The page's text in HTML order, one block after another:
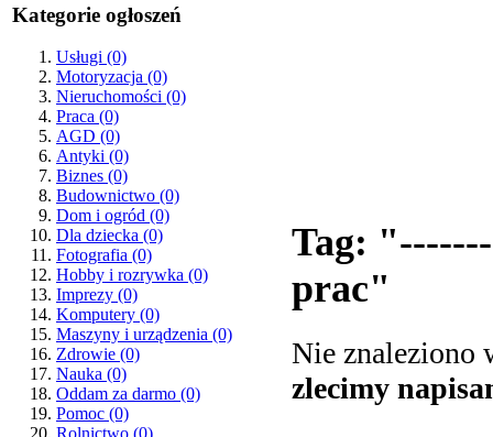
Kategorie ogłoszeń
Usługi (0)
Motoryzacja (0)
Nieruchomości (0)
Praca (0)
AGD (0)
Antyki (0)
Biznes (0)
Budownictwo (0)
Dom i ogród (0)
Dla dziecka (0)
Fotografia (0)
Hobby i rozrywka (0)
Imprezy (0)
Komputery (0)
Maszyny i urządzenia (0)
Zdrowie (0)
Nauka (0)
Oddam za darmo (0)
Pomoc (0)
Tag:
prac"
Nie znaleziono
zlecimy